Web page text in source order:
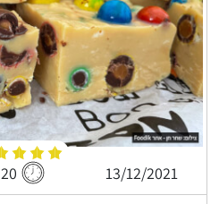
13/12/2021 20 דקות